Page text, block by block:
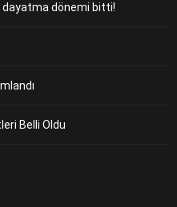
dönemi bitti!
Belli Oldu